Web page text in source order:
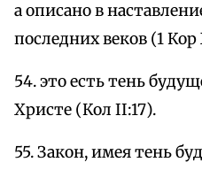
а описано в
последних веков (1 Кор
54. это есть тень
Христе (Кол II:17).
55. Закон, имея тень